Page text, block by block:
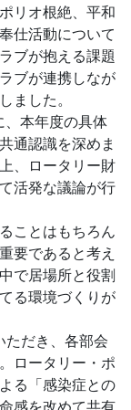
リオ根絶、平和
仕活動について
ブが抱える課題
ブが連携しなが
ました。
、本年度の具体
通認識を深めま
、ロータリー財
活発な議論が行
ことはもちろん
要であると考え
で居場所と役割
る環境づくりが
ただき、各部会
ロータリー・ポ
る「感染症との
感を改めて共有